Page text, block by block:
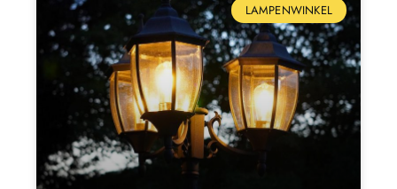
LAMPENWINKEL